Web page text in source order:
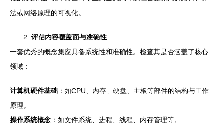
法或网络原理的可视化。
2. 评估内容覆盖面与准确性
一套优秀的概念集应具备系统性和准确性。检查其是否涵盖了核心
领域：
计算机硬件基础 ：如CPU、内存、硬盘、主板等部件的结构与工作
原理。
操作系统概念 ：如文件系统、进程、线程、内存管理等。